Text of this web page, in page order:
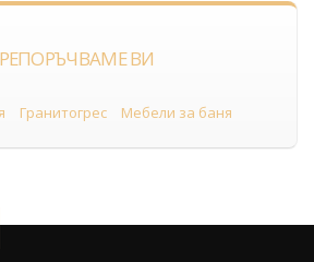
ВИ
Гранитогрес Мебели за баня